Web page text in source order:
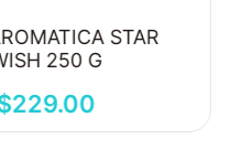
STAR
250 G
229.00